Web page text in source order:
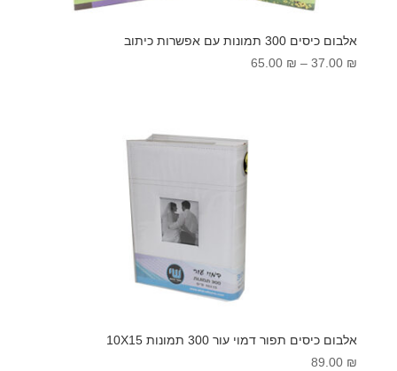
אלבום כיסים 300 תמונות עם אפשרות כיתוב
37.00 ₪
–
65.00 ₪
טווח
אלבום כיסים תפור דמוי עור 300 תמונות 10X15
89.00 ₪